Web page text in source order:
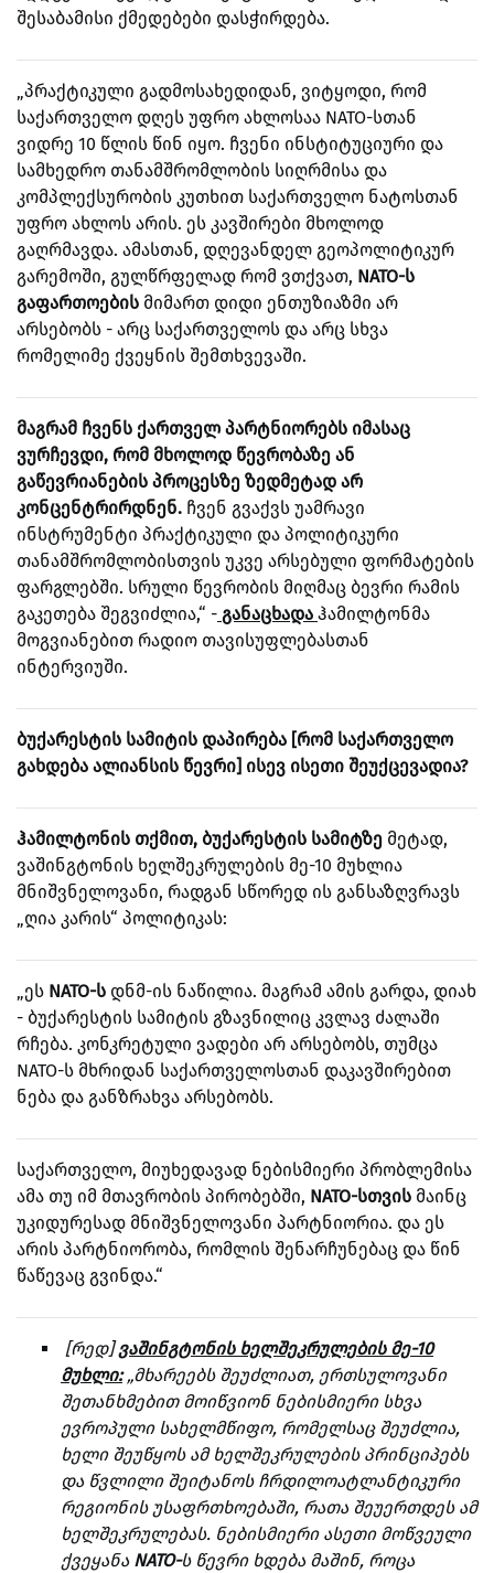
შესაბამისი ქმედებები დასჭირდება.
„პრაქტიკული გადმოსახედიდან, ვიტყოდი, რომ
საქართველო დღეს უფრო ახლოსაა NATO-სთან
ვიდრე 10 წლის წინ იყო. ჩვენი ინსტიტუციური და
სამხედრო თანამშრომლობის სიღრმისა და
კომპლექსურობის კუთხით საქართველო ნატოსთან
უფრო ახლოს არის. ეს კავშირები მხოლოდ
გაღრმავდა. ამასთან, დღევანდელ გეოპოლიტიკურ
გარემოში, გულწრფელად რომ ვთქვათ, NATO-ს
გაფართოების მიმართ დიდი ენთუზიაზმი არ
არსებობს - არც საქართველოს და არც სხვა
რომელიმე ქვეყნის შემთხვევაში.
მაგრამ ჩვენს ქართველ პარტნიორებს იმასაც
ვურჩევდი, რომ მხოლოდ წევრობაზე ან
გაწევრიანების პროცესზე ზედმეტად არ
კონცენტრირდნენ. ჩვენ გვაქვს უამრავი
ინსტრუმენტი პრაქტიკული და პოლიტიკური
თანამშრომლობისთვის უკვე არსებული ფორმატების
ფარგლებში. სრული წევრობის მიღმაც ბევრი რამის
გაკეთება შეგვიძლია,“ - განაცხადა ჰამილტონმა
მოგვიანებით რადიო თავისუფლებასთან
ინტერვიუში.
ბუქარესტის სამიტის დაპირება [რომ საქართველო
გახდება ალიანსის წევრი] ისევ ისეთი შეუქცევადია?
ჰამილტონის თქმით, ბუქარესტის სამიტზე მეტად,
ვაშინგტონის ხელშეკრულების მე-10 მუხლია
მნიშვნელოვანი, რადგან სწორედ ის განსაზღვრავს
„ღია კარის“ პოლიტიკას:
„ეს NATO-ს დნმ-ის ნაწილია. მაგრამ ამის გარდა, დიახ
- ბუქარესტის სამიტის გზავნილიც კვლავ ძალაში
რჩება. კონკრეტული ვადები არ არსებობს, თუმცა
NATO-ს მხრიდან საქართველოსთან დაკავშირებით
ნება და განზრახვა არსებობს.
საქართველო, მიუხედავად ნებისმიერი პრობლემისა
ამა თუ იმ მთავრობის პირობებში, NATO-სთვის მაინც
უკიდურესად მნიშვნელოვანი პარტნიორია. და ეს
არის პარტნიორობა, რომლის შენარჩუნებაც და წინ
წაწევაც გვინდა.“
[რედ]ვაშინგტონის ხელშეკრულების მე-10
მუხლი:„მხარეებს შეუძლიათ, ერთსულოვანი
შეთანხმებით მოიწვიონ ნებისმიერი სხვა
ევროპული სახელმწიფო, რომელსაც შეუძლია,
ხელი შეუწყოს ამ ხელშეკრულების პრინციპებს
და წვლილი შეიტანოს ჩრდილოატლანტიკური
რეგიონის უსაფრთხოებაში, რათა შეუერთდეს ამ
ხელშეკრულებას. ნებისმიერი ასეთი მოწვეული
ქვეყანა NATO-ს წევრი ხდება მაშინ, როცა